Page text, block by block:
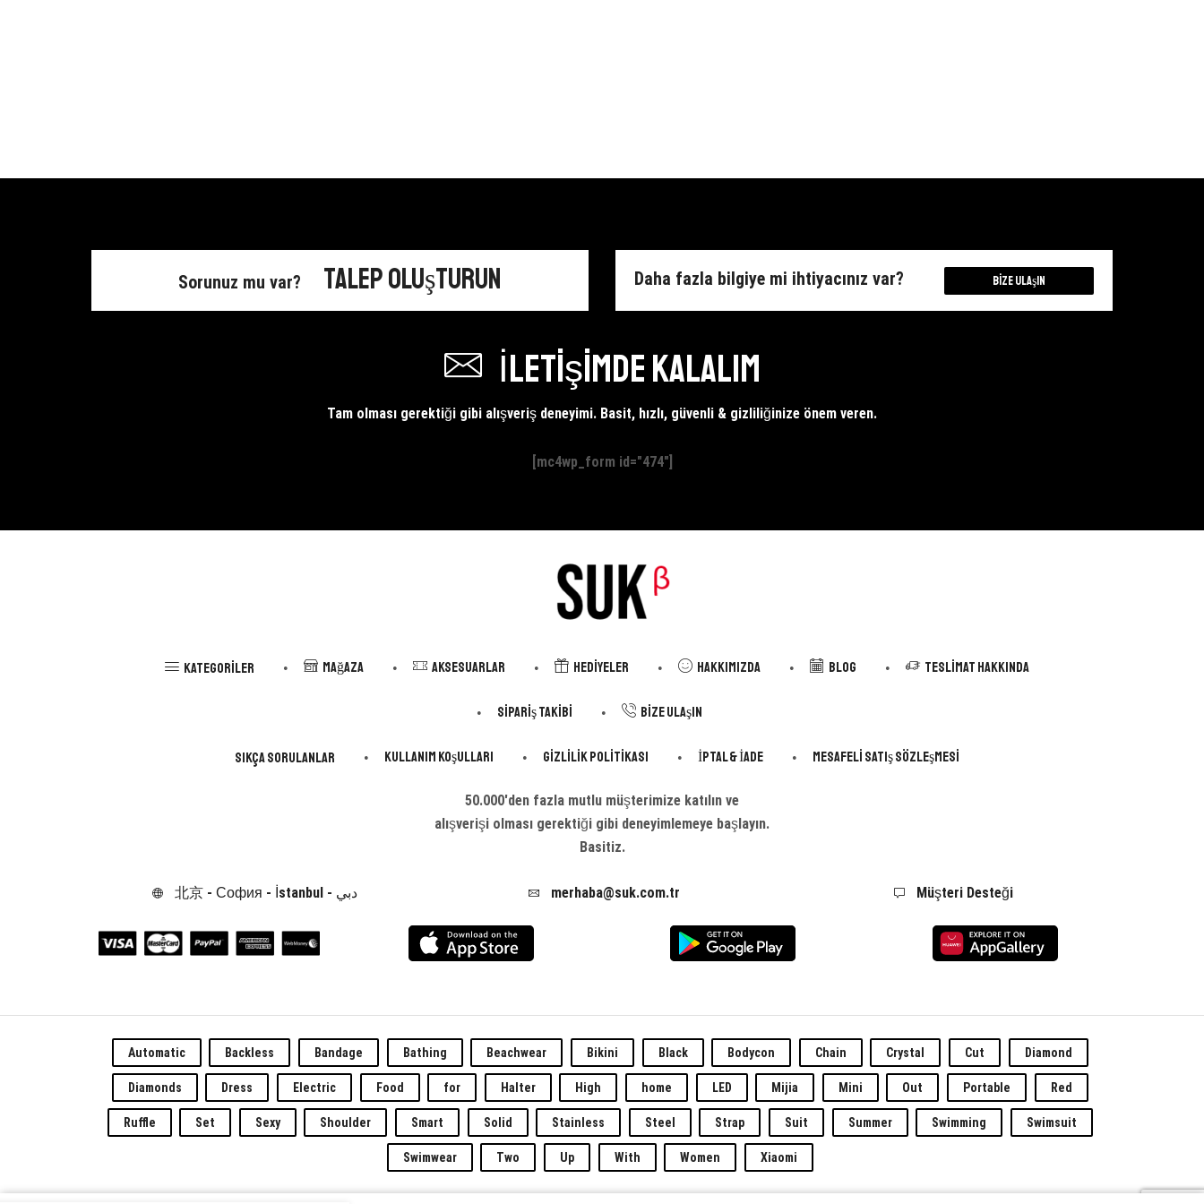
Sorunuz mu var? Talep Oluşturun Daha fazla bilgiye mi ihtiyacınız var? Bize Ulaşın
İletişimde kalalım
Tam olması gerektiği gibi alışveriş deneyimi. Basit, hızlı, güvenli & gizliliğinize önem veren.
[mc4wp_form id="474"]
Kategoriler Mağaza Aksesuarlar Hediyeler Hakkımızda Blog Teslimat Hakkında
Sipariş Takibi Bize Ulaşın
Sıkça Sorulanlar Kullanım Koşulları Gizlilik Politikası İptal & İade Mesafeli Satış Sözleşmesi
50.000'den fazla mutlu müşterimize katılın ve
alışverişi olması gerektiği gibi deneyimlemeye başlayın.
Basitiz.
北京 - София - İstanbul - دبي merhaba@suk.com.tr Müşteri Desteği
Automatic Backless Bandage Bathing Beachwear Bikini Black Bodycon Chain Crystal Cut Diamond
Diamonds Dress Electric Food for Halter High home LED Mijia Mini Out Portable Red
Ruffle Set Sexy Shoulder Smart Solid Stainless Steel Strap Suit Summer Swimming Swimsuit
Swimwear Two Up With Women Xiaomi